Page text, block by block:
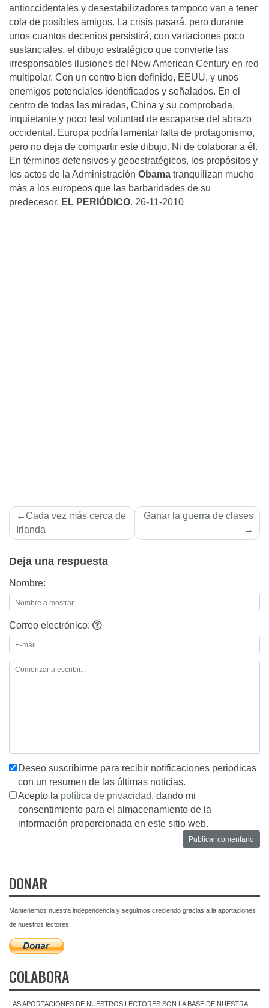
antioccidentales y desestabilizadores tampoco van a tener
cola de posibles amigos. La crisis pasará, pero durante
unos cuantos decenios persistirá, con variaciones poco
sustanciales, el dibujo estratégico que convierte las
irresponsables ilusiones del New American Century en red
multipolar. Con un centro bien definido, EEUU, y unos
enemigos potenciales identificados y señalados. En el
centro de todas las miradas, China y su comprobada,
inquietante y poco leal voluntad de escaparse del abrazo
occidental. Europa podría lamentar falta de protagonismo,
pero no deja de compartir este dibujo. Ni de colaborar a él.
En términos defensivos y geoestratégicos, los propósitos y
los actos de la Administración Obama tranquilizan mucho
más a los europeos que las barbaridades de su
predecesor. EL PERIÓDICO. 26-11-2010
Navegación
de
Cada vez más cerca de
Irlanda
Ganar la guerra de clases
Deja una respuesta
Nombre:
Correo electrónico:
Deseo suscribirme para recibir notificaciones periodicas
con un resumen de las últimas noticias.
Acepto la política de privacidad, dando mi
consentimiento para el almacenamiento de la
información proporcionada en este sitio web.
DONAR
Mantenemos nuestra independencia y seguimos creciendo gracias a la aportaciones
de nuestros lectores.
COLABORA
LAS APORTACIONES DE NUESTROS LECTORES SON LA BASE DE NUESTRA